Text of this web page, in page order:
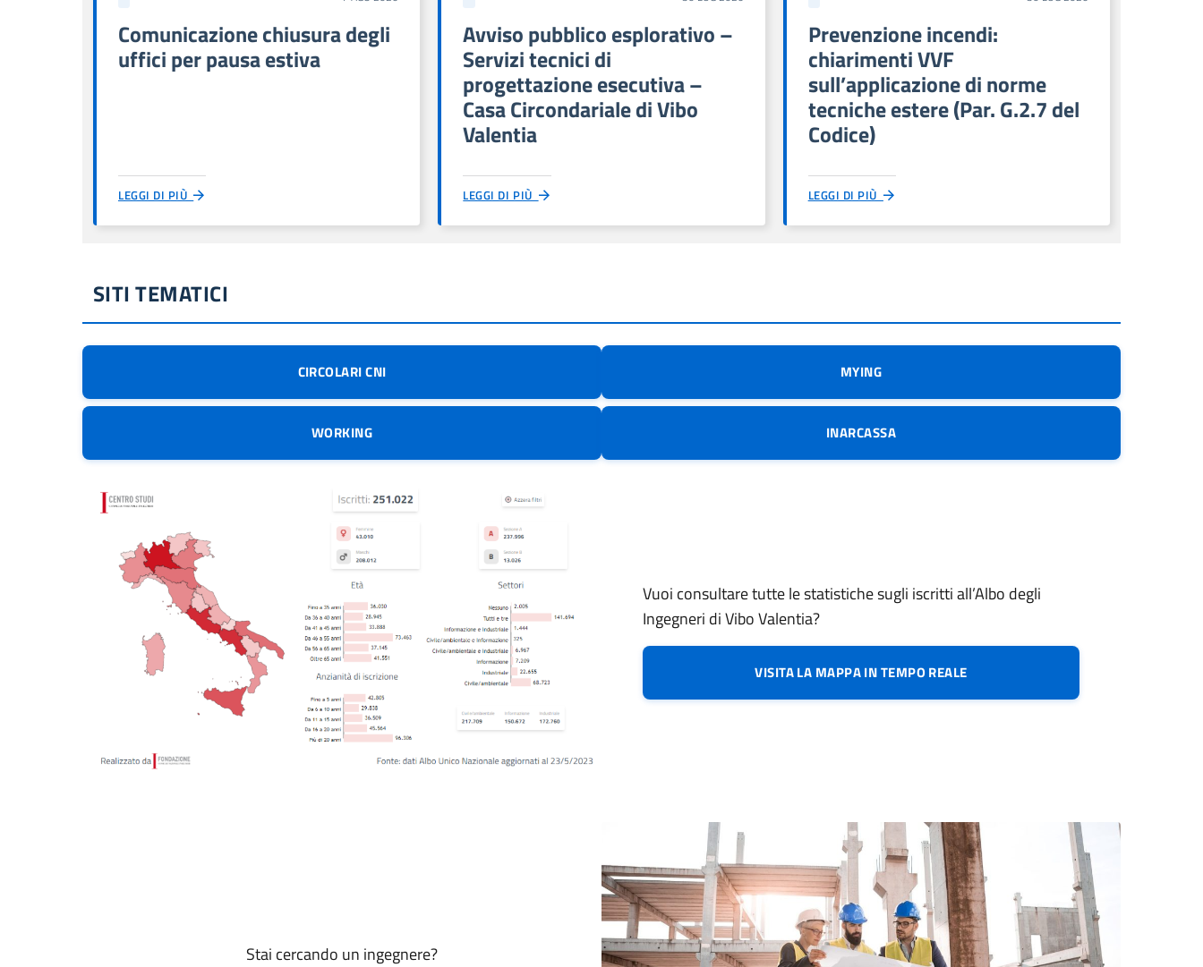
Comunicazione chiusura degli
uffici per pausa estiva
LEGGI DI PIÙ
Avviso pubblico esplorativo –
Servizi tecnici di
progettazione esecutiva –
Casa Circondariale di Vibo
Valentia
LEGGI DI PIÙ
Prevenzione incendi:
chiarimenti VVF
sull’applicazione di norme
tecniche estere (Par. G.2.7 del
Codice)
LEGGI DI PIÙ
SITI TEMATICI
CIRCOLARI CNI MYING
WORKING INARCASSA
Vuoi consultare tutte le statistiche sugli iscritti all’Albo degli
Ingegneri di Vibo Valentia?
VISITA LA MAPPA IN TEMPO REALE
Stai cercando un ingegnere?